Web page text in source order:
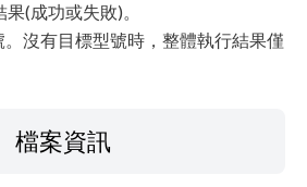
(成功或失敗)。
沒有目標型號時，整體執行結果僅
檔案資訊